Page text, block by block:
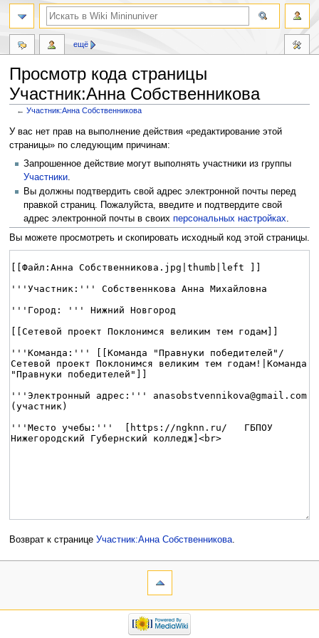
Просмотр кода страницы
Участник:Анна Собственникова
←Участник:Анна Собственникова
Перейти
к
навигации
Перейти
к
поиску
У вас нет прав на выполнение действия «редактирование этой
страницы» по следующим причинам:
Запрошенное действие могут выполнять участники из группы
Участники
Вы должны подтвердить свой адрес электронной почты перед
правкой страниц. Пожалуйста, введите и подтвердите свой
адрес электронной почты в своих персональных настройках
Вы можете просмотреть и скопировать исходный код этой страницы.
Возврат к странице Участник:Анна Собственникова.
ещё